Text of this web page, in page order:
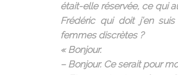
était-elle réservée, ce qui
Frédéric qui doit j’en
femmes discrètes ?
« Bonjour.
– Bonjour. Ce serait pour